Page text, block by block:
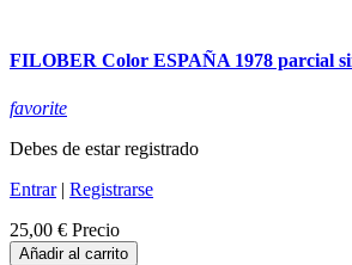
FILOBER Color ESPAÑA 1978 parcial
favorite
Debes de estar registrado
Entrar| Registrarse
25,00 € Precio
Añadir al carrito